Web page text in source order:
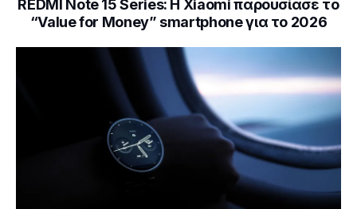
REDMI Note 15 Series: Η Xiaomi παρουσίασε το
“Value for Money” smartphone για το 2026